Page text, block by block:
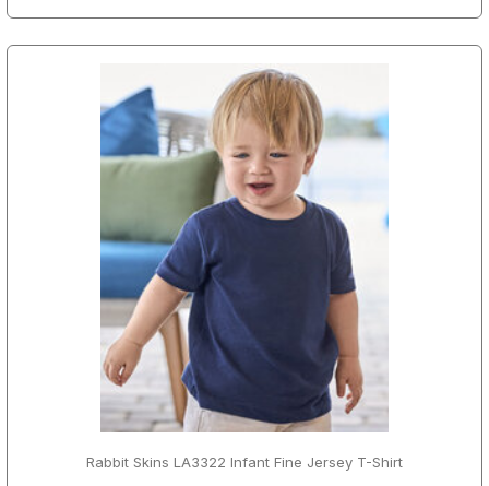
Rabbit Skins LA3322 Infant Fine Jersey T-Shirt